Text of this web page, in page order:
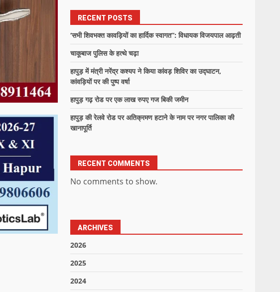
RECENT POSTS
‘सभी शिवभक्त कावड़ियों का हार्दिक स्वागत”: विधायक विजयपाल आढ़ती
चाकूबाज पुलिस के हत्थे चढ़ा
हापुड़ में मंत्री नरेंद्र कश्यप ने किया कांवड़ शिविर का उद्घाटन,
कांवड़ियों पर की पुष्प वर्षा
हापुड़ गढ़ रोड पर एक लाख रुपए गज बिकी जमीन
हापुड़ की रेलवे रोड पर अतिक्रमण हटाने के नाम पर नगर पालिका की
खानापूर्ति
RECENT COMMENTS
No comments to show.
ARCHIVES
2026
2025
2024